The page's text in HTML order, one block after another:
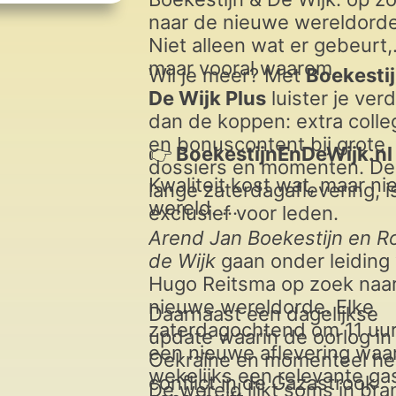
naar de nieuwe
Niet alleen wat er gebeurt,
maar vooral waarom.
Wil je meer? Met
De Wijk Plusluister je
dan de koppen: extra
en bonuscontent bij grote
dossiers en momenten. De
lange zaterdagaflevering,
exclusief voor leden.
👉 BoekestijnEnDeWijk.nl
Kwaliteit kost wat, maar
wereld.
Arend Jan Boekestijn en
de Wijk gaan onder leiding
Hugo Reitsma op zoek
nieuwe wereldorde. Elke
zaterdagochtend om 11
een nieuwe aflevering
wekelijks een relevante
Daarnaast een dagelijkse
update waarin de oorlog in
Oekraïne en momenteel
conflict in de Gazastrook
De wereld lijkt soms in